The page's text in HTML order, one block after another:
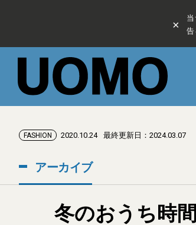
×
告
FASHION 2020.10.24 最終更新日：2024.03.07
アーカイブ
冬のおうち時